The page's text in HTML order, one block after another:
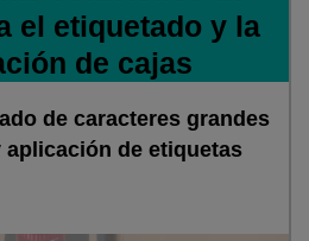
el etiquetado y la
de cajas
de caracteres grandes
aplicación de etiquetas